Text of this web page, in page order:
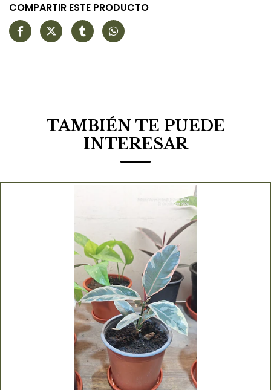
COMPARTIR ESTE PRODUCTO
TAMBIÉN TE PUEDE
INTERESAR